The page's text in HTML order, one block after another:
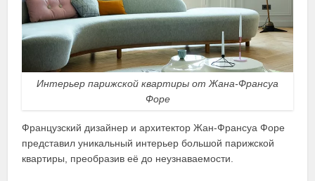
Интерьер парижской квартиры от Жана-Франсуа
Форе
Французский дизайнер и архитектор Жан-Франсуа Форе
представил уникальный интерьер большой парижской
квартиры, преобразив её до неузнаваемости.